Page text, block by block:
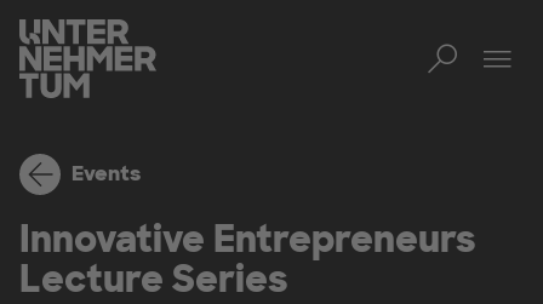
Events
Innovative Entrepreneurs
Lecture Series